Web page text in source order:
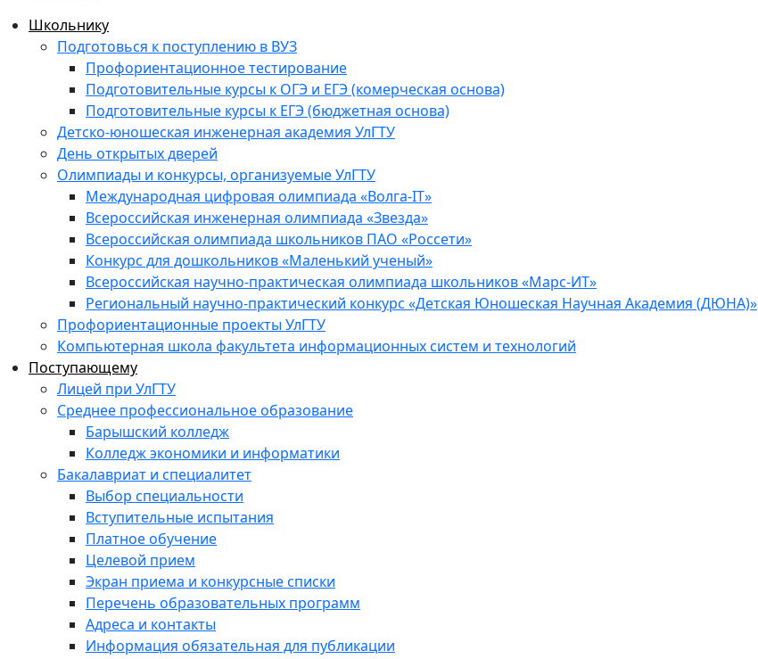
Школьнику
Подготовься к поступлению в ВУЗ
Профориентационное тестирование
Подготовительные курсы к ОГЭ и ЕГЭ (комерческая основа)
Подготовительные курсы к ЕГЭ (бюджетная основа)
Детско-юношеская инженерная академия УлГТУ
День открытых дверей
Олимпиады и конкурсы, организуемые УлГТУ
Международная цифровая олимпиада «Волга-IT»
Всероссийская инженерная олимпиада «Звезда»
Всероссийская олимпиада школьников ПАО «Россети»
Конкурс для дошкольников «Маленький ученый»
Всероссийская научно-практическая олимпиада школьников «Марс-ИТ»
Региональный научно-практический конкурс «Детская Юношеская Научная Академия (ДЮНА)»
Профориентационные проекты УлГТУ
Компьютерная школа факультета информационных систем и технологий
Поступающему
Лицей при УлГТУ
Среднее профессиональное образование
Барышский колледж
Колледж экономики и информатики
Бакалавриат и специалитет
Выбор специальности
Вступительные испытания
Платное обучение
Целевой прием
Экран приема и конкурсные списки
Перечень образовательных программ
Адреса и контакты
Информация обязательная для публикации